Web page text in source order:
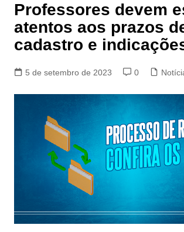
Professores devem
atentos aos prazos
cadastro e
5 de setembro de 2023 0